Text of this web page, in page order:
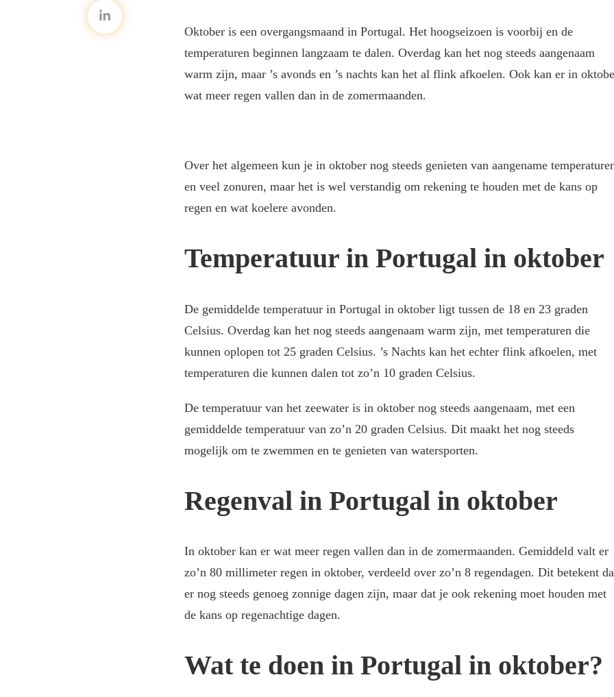
Oktober is een overgangsmaand in Portugal. Het hoogseizoen is voorbij en de
temperaturen beginnen langzaam te dalen. Overdag kan het nog steeds aangenaam
warm zijn, maar ’s avonds en ’s nachts kan het al flink afkoelen. Ook kan er in
wat meer regen vallen dan in de zomermaanden.
Over het algemeen kun je in oktober nog steeds genieten van aangename
en veel zonuren, maar het is wel verstandig om rekening te houden met de kans op
regen en wat koelere avonden.
Temperatuur in Portugal in oktober
De gemiddelde temperatuur in Portugal in oktober ligt tussen de 18 en 23 graden
Celsius. Overdag kan het nog steeds aangenaam warm zijn, met temperaturen die
kunnen oplopen tot 25 graden Celsius. ’s Nachts kan het echter flink afkoelen, met
temperaturen die kunnen dalen tot zo’n 10 graden Celsius.
De temperatuur van het zeewater is in oktober nog steeds aangenaam, met een
gemiddelde temperatuur van zo’n 20 graden Celsius. Dit maakt het nog steeds
mogelijk om te zwemmen en te genieten van watersporten.
Regenval in Portugal in oktober
In oktober kan er wat meer regen vallen dan in de zomermaanden. Gemiddeld valt er
zo’n 80 millimeter regen in oktober, verdeeld over zo’n 8 regendagen. Dit betekent
er nog steeds genoeg zonnige dagen zijn, maar dat je ook rekening moet houden met
de kans op regenachtige dagen.
Wat te doen in Portugal in oktober?